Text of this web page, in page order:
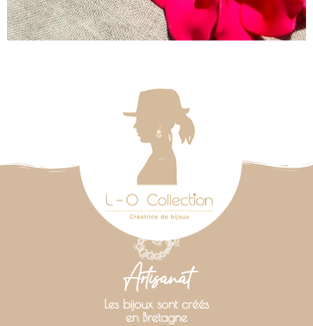
Artisanat
Les bijoux sont créés
en Bretagne